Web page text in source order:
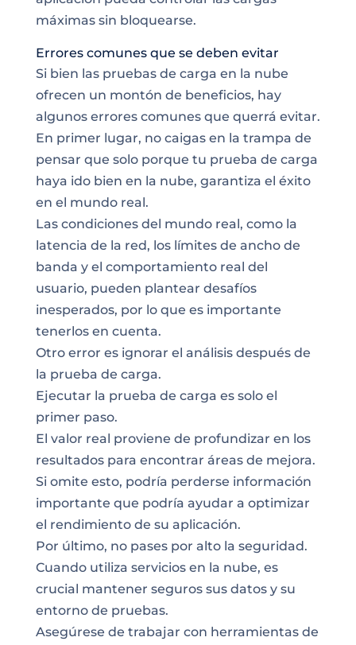
máximas sin bloquearse.
Errores comunes que se deben evitar
Si bien las pruebas de carga en la nube
ofrecen un montón de beneficios, hay
algunos errores comunes que querrá evitar.
En primer lugar, no caigas en la trampa de
pensar que solo porque tu prueba de carga
haya ido bien en la nube, garantiza el éxito
en el mundo real.
Las condiciones del mundo real, como la
latencia de la red, los límites de ancho de
banda y el comportamiento real del
usuario, pueden plantear desafíos
inesperados, por lo que es importante
tenerlos en cuenta.
Otro error es ignorar el análisis después de
la prueba de carga.
Ejecutar la prueba de carga es solo el
primer paso.
El valor real proviene de profundizar en los
resultados para encontrar áreas de mejora.
Si omite esto, podría perderse información
importante que podría ayudar a optimizar
el rendimiento de su aplicación.
Por último, no pases por alto la seguridad.
Cuando utiliza servicios en la nube, es
crucial mantener seguros sus datos y su
entorno de pruebas.
Asegúrese de trabajar con herramientas de